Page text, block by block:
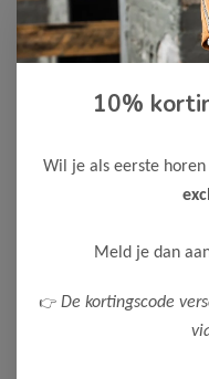
Dirkje -50%
Dirkje
Maak een keuze:
10%
Wil je als eerste horen
Meld je dan
👉 De kortingscode